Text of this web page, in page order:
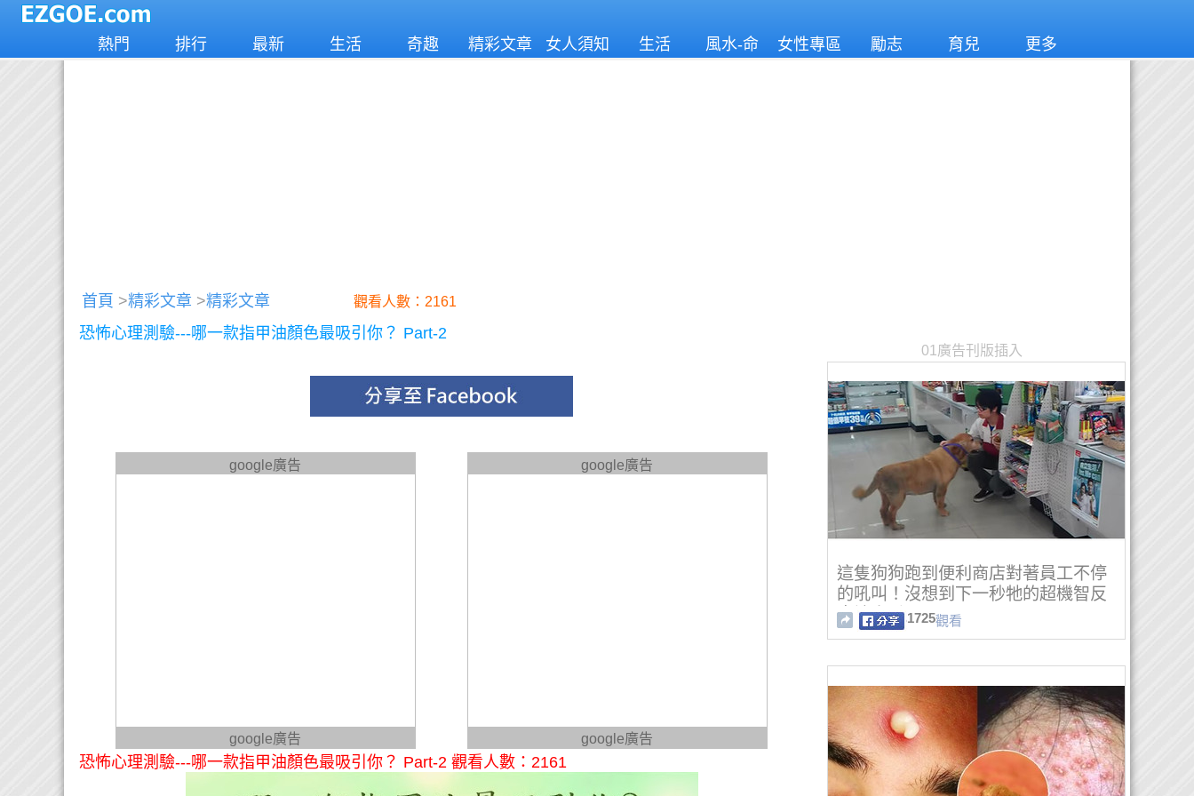
熱門 排行 最新 生活 奇趣 精彩文章 女人須知 生活
風水-命
女性專區 勵志 育兒 更多
首頁 >精彩文章 >精彩文章 觀看人數：2161
恐怖心理測驗---哪一款指甲油顏色最吸引你？ Part-2
google廣告
google廣告
google廣告
google廣告
恐怖心理測驗---哪一款指甲油顏色最吸引你？ Part-2 觀看人數：2161
01廣告刊版插入
這隻狗狗跑到便利商店對著員工不停
的吼叫！沒想到下一秒牠的超機智反
應讓人看呆了……
1725觀看